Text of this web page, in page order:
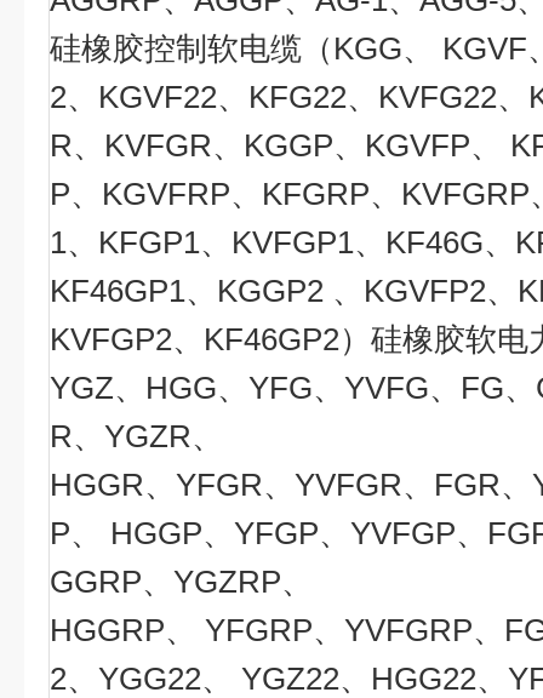
硅橡胶控制软电缆（KGG、 KGVF
2、KGVF22、KFG22、KVFG22
R、KVFGR、KGGP、KGVFP、
P、KGVFRP、KFGRP、KVFGRP
1、KFGP1、KVFGP1、KF46G、
KF46GP1、KGGP2 、KGVFP2、
KVFGP2、KF46GP2）硅橡胶软
YGZ、HGG、YFG、YVFG、FG
R、YGZR、
HGGR、YFGR、YVFGR、FGR
P、 HGGP、YFGP、YVFGP、
GGRP、YGZRP、
HGGRP、 YFGRP、YVFGRP、
2、YGG22、 YGZ22、HGG22、